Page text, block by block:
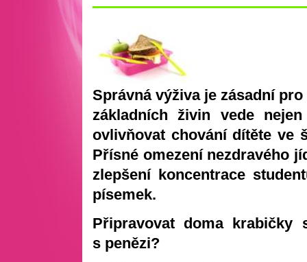
Správná výživa je zásadní
základních živin vede
ovlivňovat chování dítěte ve
Přísné omezení nezdravého
zlepšení koncentrace
písemek.
Připravovat doma
s penězi?